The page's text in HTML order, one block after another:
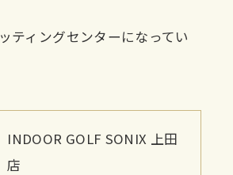
ティングセンターになってい
INDOOR GOLF SONIX 上田
店